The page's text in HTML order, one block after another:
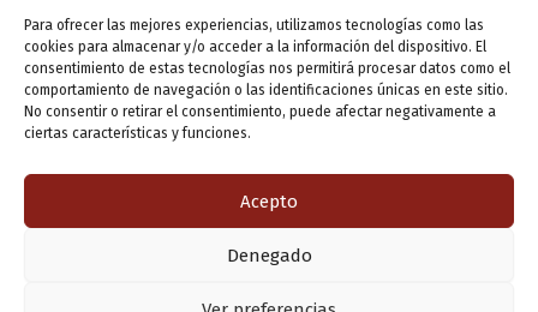
Para ofrecer las mejores experiencias, utilizamos tecnologías como las
cookies para almacenar y/o acceder a la información del dispositivo. El
consentimiento de estas tecnologías nos permitirá procesar datos como el
comportamiento de navegación o las identificaciones únicas en este sitio.
No consentir o retirar el consentimiento, puede afectar negativamente a
ciertas características y funciones.
Acepto
Denegado
Tenorio
Deja un comentario / Actualidad / Por VLLensutinta
Actualidad / Por
Copyright © 2026 Valladolid en su titna